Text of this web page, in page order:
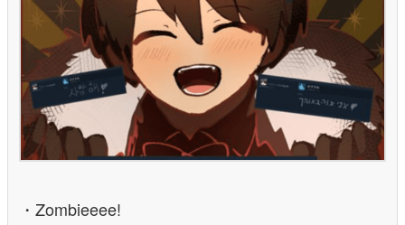
・Zombieeee!